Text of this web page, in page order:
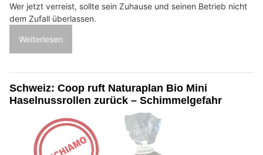
Wer jetzt verreist, sollte sein Zuhause und seinen Betrieb nicht
dem Zufall überlassen.
Weiterlesen
Schweiz: Coop ruft Naturaplan Bio Mini
Haselnussrollen zurück – Schimmelgefahr